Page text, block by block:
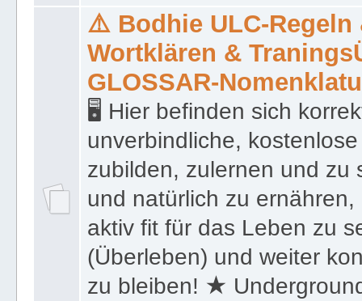
⚠️ Bodhie ULC-Regeln
Wortklären &
GLOSSAR-
🖥 Hier befinden sich
unverbindliche,
zubilden, zulernen und zu
und natürlich zu
aktiv fit für das Leben zu
(Überleben) und weiter
zu bleiben! ★